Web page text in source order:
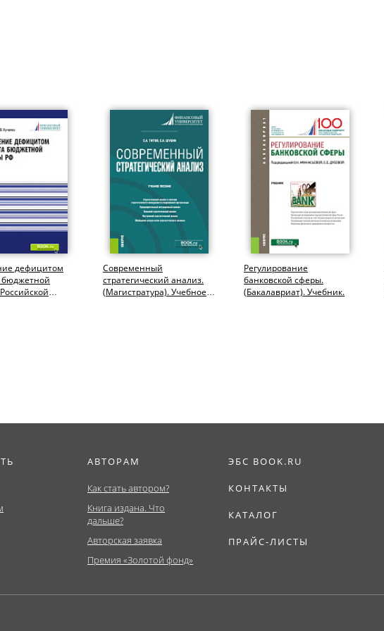
дефицитом
Современный
стратегический анализ.
(Магистратура). Учебное
Регулирование
банковской сферы.
(Бакалавриат). Учебник.
АВТОРАМ
Как стать автором?
Книга издана. Что
дальше?
Авторская заявка
Премия «Золотой фонд»
ЭБС BOOK.RU
КОНТАКТЫ
КАТАЛОГ
ПРАЙС-ЛИСТЫ